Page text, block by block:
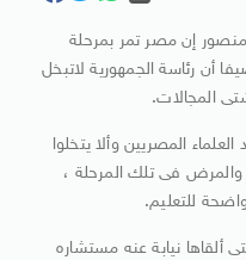
إن مصر تمر بمرحلة
أن رئاسة الجمهورية لاتبخل
المجالات.
المصريين وألا يتخلوا
فى تلك المرحلة ،
للتعليم.
ألقاها نيابة عنه مستشاره